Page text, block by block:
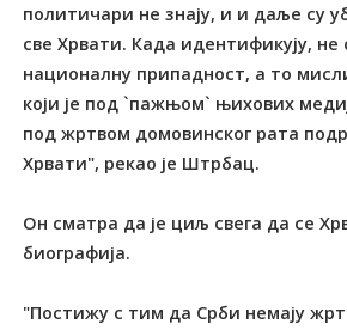
политичари не знају, и и даље су
све Хрвати. Када идентификују,
националну припадност, а то
који је под `пажњом` њихових
под жртвом домовинског рата
Хрвати", рекао је Штрбац.
Он сматра да је циљ свега да се
биографија.
"Постижу с тим да Срби немају